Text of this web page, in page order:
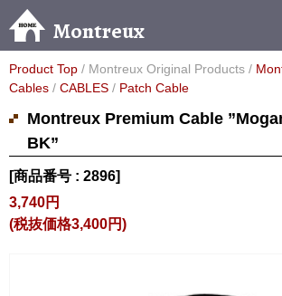
Montreux
Product Top / Montreux Original Products /
Cables / CABLES / Patch Cable
Montreux Premium Cable
BK”
[商品番号 : 2896]
3,740円
(税抜価格3,400円)